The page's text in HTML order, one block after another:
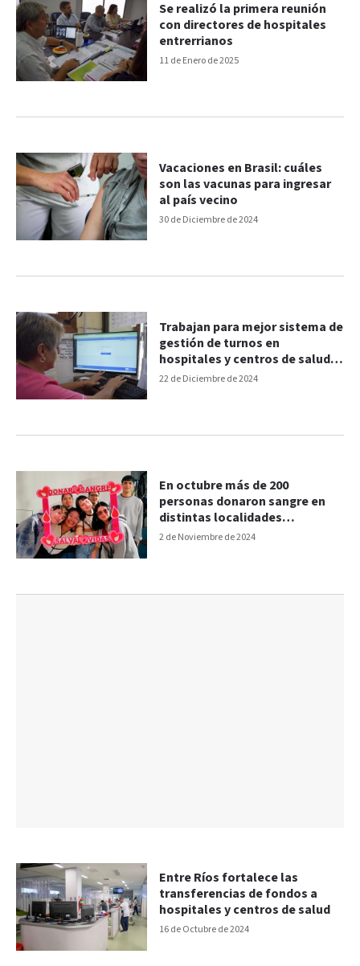
11 de Enero de 2025
Se realizó la primera reunión
con directores de hospitales
entrerrianos
30 de Diciembre de 2024
Vacaciones en Brasil: cuáles
son las vacunas para ingresar
al país vecino
22 de Diciembre de 2024
Trabajan para mejor sistema de
gestión de turnos en
hospitales y centros de salud
de la provincia
2 de Noviembre de 2024
En octubre más de 200
personas donaron sangre en
distintas localidades
entrerrianas
16 de Octubre de 2024
Entre Ríos fortalece las
transferencias de fondos a
hospitales y centros de salud